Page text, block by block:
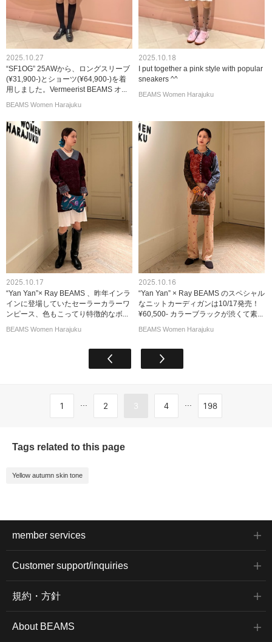
2025.10.27
“SF1OG” 25AWから、ロングスリーブ
(¥31,900-)とショーツ(¥64,900-)を着
用しました。Vermeerist BEAMS オ...
BEAMS Women Harajuku
2025.10.18
I put together a pink style with popular
sneakers ^^
BEAMS Women Harajuku
2025.10.17
“Yan Yan”× Ray BEAMS 、昨年インラ
インに登場していたセーラーカラーワ
ンピース、色もこってり特徴的なボ...
BEAMS Women Harajuku
2025.10.16
“Yan Yan” × Ray BEAMS のスペシャル
なニットカーディガンは10/17発売！
¥60,500- カラーブラックが渋くて素...
BEAMS Women Harajuku
1 ... 2 3 4 ... 198
Tags related to this page
Yellow autumn skin tone
member services
Customer support/inquiries
規約・方針
About BEAMS